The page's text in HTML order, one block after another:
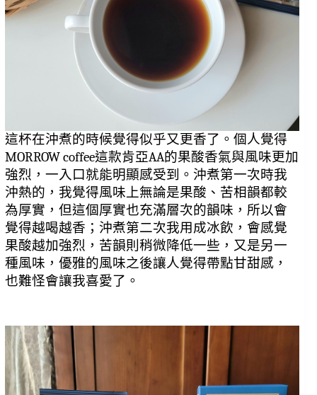
這杯在沖煮的時候覺得似乎又更香了。個人覺得
MORROW coffee這款肯亞AA的果酸香氣與風味更加
強烈，一入口就能明顯感受到。沖煮第一次時我
沖熱的，我覺得風味上無論是果酸、苦相韻都較
為厚實，但這個厚實也充滿層次的韻味，所以會
覺得越喝越香；沖煮第二次我用成冰飲，會感覺
果酸越加強烈，苦韻則稍微降低一些，又是另一
種風味，優雅的風味之後讓人覺得帶點甘甜感，
也難怪會讓我喜愛了。